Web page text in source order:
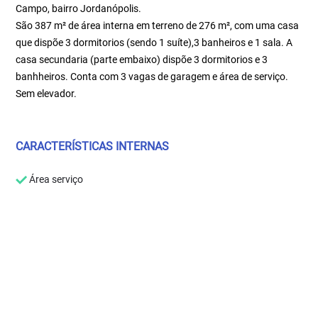
Campo, bairro Jordanópolis.
São 387 m² de área interna em terreno de 276 m², com uma casa
que dispõe 3 dormitorios (sendo 1 suíte),3 banheiros e 1 sala. A
casa secundaria (parte embaixo) dispõe 3 dormitorios e 3
banhheiros. Conta com 3 vagas de garagem e área de serviço.
Sem elevador.
CARACTERÍSTICAS INTERNAS
Área serviço